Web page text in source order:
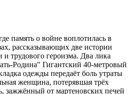
память о войне воплотилась в
рассказывающих две истории
и трудового героизма. Два лика
Родина" Гигантский 40-метровый
одежды передаёт боль утраты
женщина, потерявшая трёх
зажжённый от мартеновских печей